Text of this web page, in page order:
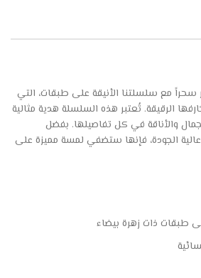
مع سلسلتنا الأنيقة على طبقات، التي
الرقيقة. تُعتبر هذه السلسلة هدية مثالية
والأناقة في كل تفاصيلها. بفضل
الجودة، فإنها ستضفي لمسة مميزة على
طبقات ذات زهرة بيضاء